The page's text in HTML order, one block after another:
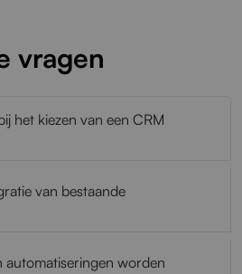
vragen
het kiezen van een CRM
van bestaande
worden